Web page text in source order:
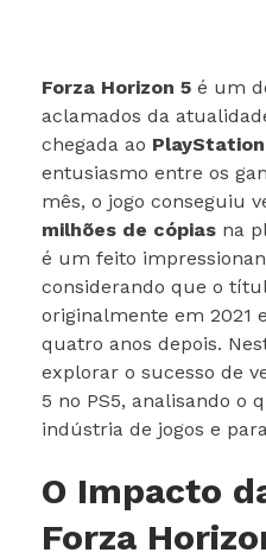
Forza Horizon 5 é um
aclamados da
chegada ao
entusiasmo entre os
mês, o jogo conseguiu
milhões de cópias na
é um feito
considerando que o
originalmente em 2021
quatro anos depois.
explorar o sucesso de
5 no PS5, analisando o
indústria de jogos e
O Impacto
Forza